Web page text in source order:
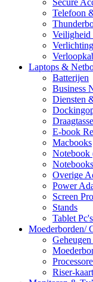
Secure
Telefoon
Veiligheid
Laptops &
Batterijen
Business
Diensten
E-book
Macbooks
Notebook
Overige
Power
Screen
Stands
Tablet Pc's
Moederborden/
Riser-